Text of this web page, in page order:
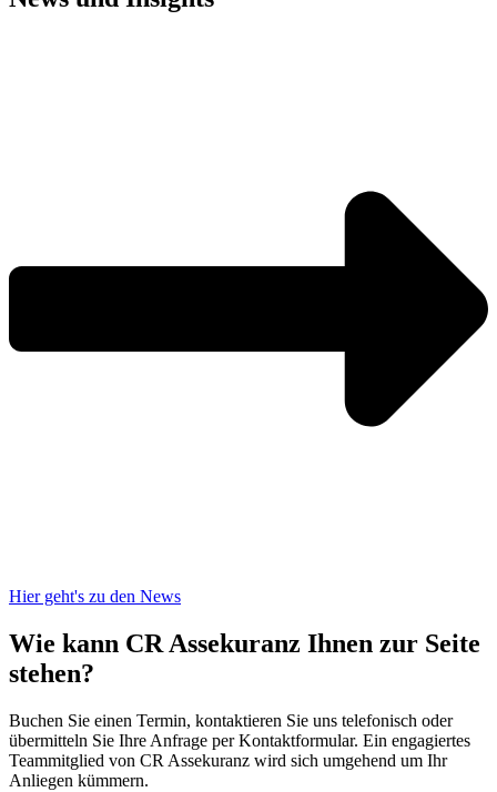
Hier geht's zu den News
Wie kann CR Assekuranz Ihnen zur Seite
stehen?
Buchen Sie einen Termin, kontaktieren Sie uns telefonisch oder
übermitteln Sie Ihre Anfrage per Kontaktformular. Ein engagiertes
Teammitglied von CR Assekuranz wird sich umgehend um Ihr
Anliegen kümmern.